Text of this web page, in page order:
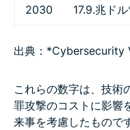
2030 17.9.兆ド
出典：*Cybersecurity
これらの数字は、技術
罪攻撃のコストに影響
来事を考慮したもので